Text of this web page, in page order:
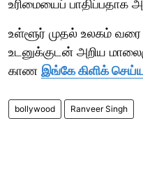
உரிமையைப் பாதிப்பதாக
உள்ளூர் முதல் உலகம்
உடனுக்குடன் அறிய
காண இங்கே கிளிக்
bollywood Ranveer Singh